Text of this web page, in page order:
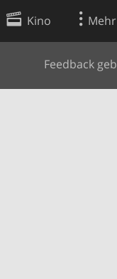
Kino Mehr
Feedback